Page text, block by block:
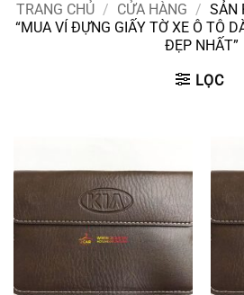
TRANG CHỦ / CỬA HÀNG / SẢN
“MUA VÍ ĐỰNG GIẤY TỜ XE Ô TÔ
ĐẸP NHẤT”
LỌC